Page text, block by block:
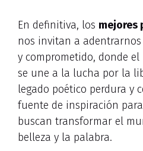
En definitiva, los mejores
nos invitan a
y comprometido, donde
se une a la lucha por la
legado poético perdura y
fuente de inspiración
buscan transformar el
belleza y la palabra.